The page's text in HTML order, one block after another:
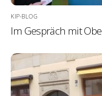
KIP-BLOG
Im Gespräch mit